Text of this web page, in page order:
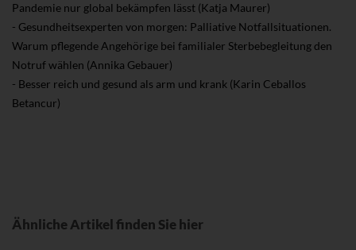
Pandemie nur global bekämpfen lässt (Katja Maurer)
- Gesundheitsexperten von morgen: Palliative Notfallsituationen.
Warum pflegende Angehörige bei familialer Sterbebegleitung den
Notruf wählen (Annika Gebauer)
- Besser reich und gesund als arm und krank (Karin Ceballos
Betancur)
Ähnliche Artikel finden Sie hier